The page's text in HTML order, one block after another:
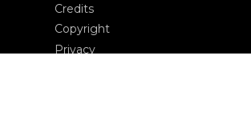
Credits
Copyright
Privacy